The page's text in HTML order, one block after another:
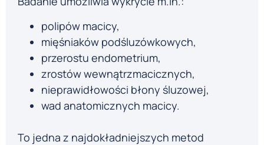
polipów macicy,
mięśniaków podśluzówkowych,
przerostu endometrium,
zrostów wewnątrzmacicznych,
nieprawidłowości błony śluzowej,
wad anatomicznych macicy.
To jedna z najdokładniejszych metod